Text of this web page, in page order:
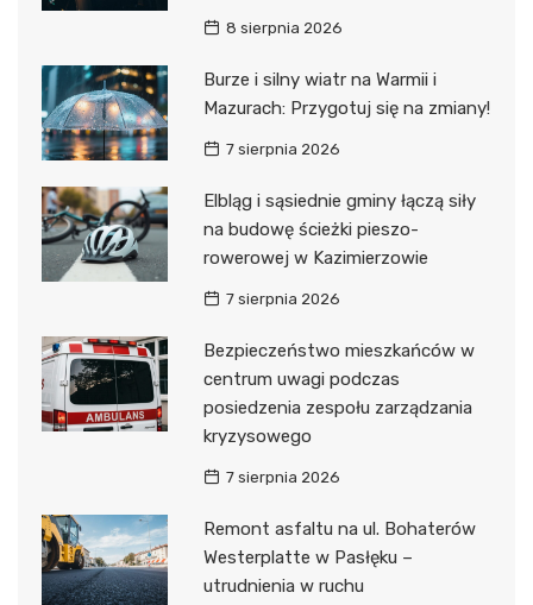
8 sierpnia 2026
Burze i silny wiatr na Warmii i
Mazurach: Przygotuj się na zmiany!
7 sierpnia 2026
Elbląg i sąsiednie gminy łączą siły
na budowę ścieżki pieszo-
rowerowej w Kazimierzowie
7 sierpnia 2026
Bezpieczeństwo mieszkańców w
centrum uwagi podczas
posiedzenia zespołu zarządzania
kryzysowego
7 sierpnia 2026
Remont asfaltu na ul. Bohaterów
Westerplatte w Pasłęku –
utrudnienia w ruchu